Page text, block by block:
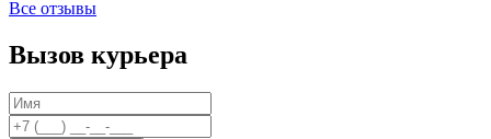
Все отзывы
Вызов курьера